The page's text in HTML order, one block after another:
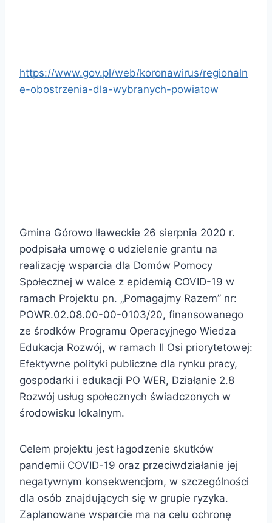
https://www.gov.pl/web/koronawirus/regionaln
e-obostrzenia-dla-wybranych-powiatow
Gmina Górowo Iławeckie 26 sierpnia 2020 r.
podpisała umowę o udzielenie grantu na
realizację wsparcia dla Domów Pomocy
Społecznej w walce z epidemią COVID-19 w
ramach Projektu pn. „Pomagajmy Razem” nr:
POWR.02.08.00-00-0103/20, finansowanego
ze środków Programu Operacyjnego Wiedza
Edukacja Rozwój, w ramach II Osi priorytetowej:
Efektywne polityki publiczne dla rynku pracy,
gospodarki i edukacji PO WER, Działanie 2.8
Rozwój usług społecznych świadczonych w
środowisku lokalnym.
Celem projektu jest łagodzenie skutków
pandemii COVID-19 oraz przeciwdziałanie jej
negatywnym konsekwencjom, w szczególności
dla osób znajdujących się w grupie ryzyka.
Zaplanowane wsparcie ma na celu ochronę